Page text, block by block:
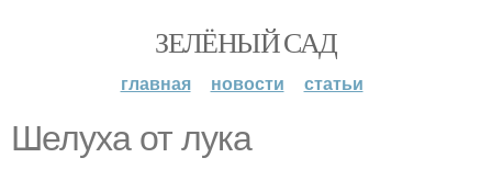
ЗЕЛЁНЫЙ САД
главная новости статьи
Шелуха от лука